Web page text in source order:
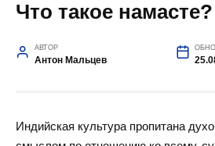
Что такое намасте?
АВТОР
Антон Мальцев
Индийская культура пропитана